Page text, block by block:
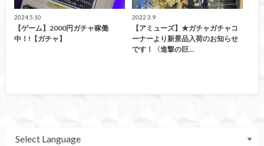
2024.5.10
【ゲーム】2000円ガチャ稼働
中！!【ガチャ】
2022.3.9
【アミューズ】★ガチャガチャコ
ーナーより新景品入荷のお知らせ
です！〈進撃の巨…